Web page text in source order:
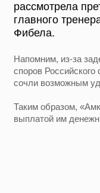
рассмотрела
главного
Фибела.
Напомним, из-за
споров
сочли возможным
Таким образом,
выплатой им